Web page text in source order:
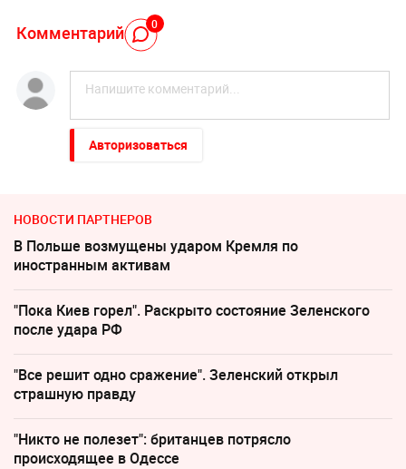
Комментарий 0
Авторизоваться
НОВОСТИ ПАРТНЕРОВ
В Польше возмущены ударом Кремля по
иностранным активам
"Пока Киев горел". Раскрыто состояние Зеленского
после удара РФ
"Все решит одно сражение". Зеленский открыл
страшную правду
"Никто не полезет": британцев потрясло
происходящее в Одессе